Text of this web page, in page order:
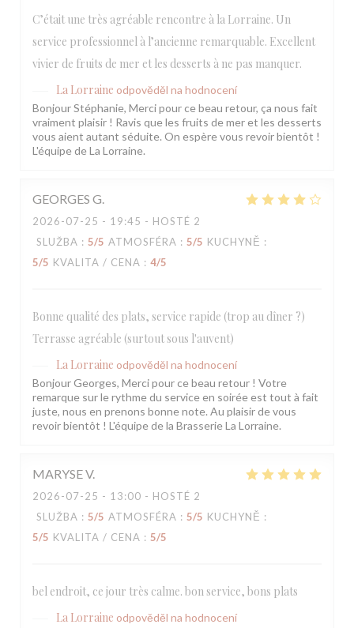
C’était une très agréable rencontre à la Lorraine. Un
service professionnel à l’ancienne remarquable. Excellent
vivier de fruits de mer et les desserts à ne pas manquer.
La Lorraine odpověděl na hodnocení
Bonjour Stéphanie, Merci pour ce beau retour, ça nous fait
vraiment plaisir ! Ravis que les fruits de mer et les desserts
vous aient autant séduite. On espère vous revoir bientôt !
L'équipe de La Lorraine.
GEORGES G
2026-07-25 - 19:45 - HOSTÉ 2
SLUŽBA : 5/5 ATMOSFÉRA : 5/5 KUCHYNĚ :
5/5 KVALITA / CENA : 4/5
Bonne qualité des plats, service rapide (trop au dîner ?)
Terrasse agréable (surtout sous l'auvent)
La Lorraine odpověděl na hodnocení
Bonjour Georges, Merci pour ce beau retour ! Votre
remarque sur le rythme du service en soirée est tout à fait
juste, nous en prenons bonne note. Au plaisir de vous
revoir bientôt ! L'équipe de la Brasserie La Lorraine.
MARYSEV
2026-07-25 - 13:00 - HOSTÉ 2
SLUŽBA : 5/5 ATMOSFÉRA : 5/5 KUCHYNĚ :
5/5 KVALITA / CENA : 5/5
bel endroit, ce jour très calme. bon service, bons plats
La Lorraine odpověděl na hodnocení